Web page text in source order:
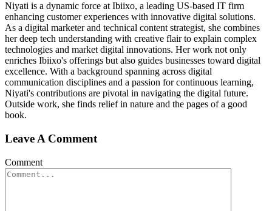
Niyati is a dynamic force at Ibiixo, a leading US-based IT firm
enhancing customer experiences with innovative digital solutions.
As a digital marketer and technical content strategist, she combines
her deep tech understanding with creative flair to explain complex
technologies and market digital innovations. Her work not only
enriches Ibiixo's offerings but also guides businesses toward digital
excellence. With a background spanning across digital
communication disciplines and a passion for continuous learning,
Niyati's contributions are pivotal in navigating the digital future.
Outside work, she finds relief in nature and the pages of a good
book.
Leave A Comment
Comment